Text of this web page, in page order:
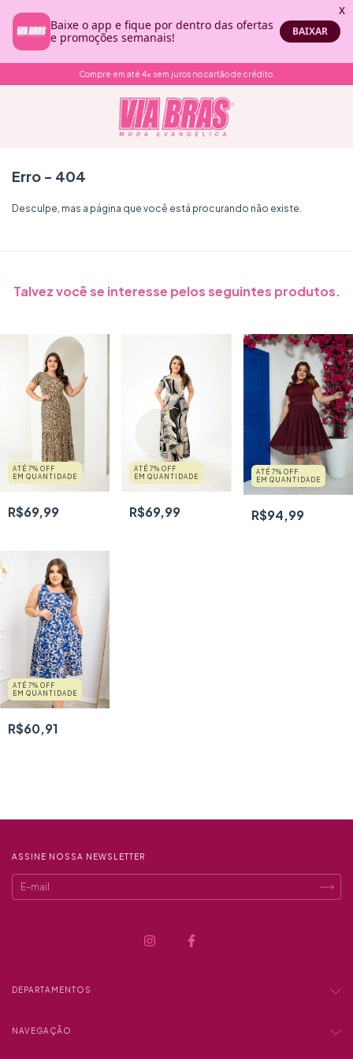
Compre em até 4x sem juros no cartão de crédito.
Erro - 404
Desculpe, mas a página que você está procurando não existe.
Talvez você se interesse pelos seguintes produtos.
ATÉ 7% OFF
EM QUANTIDADE
R$69,99
ATÉ 7% OFF
EM QUANTIDADE
R$69,99
ATÉ 7% OFF
EM QUANTIDADE
R$94,99
ATÉ 7% OFF
EM QUANTIDADE
R$60,91
ASSINE NOSSA NEWSLETTER
DEPARTAMENTOS
NAVEGAÇÃO